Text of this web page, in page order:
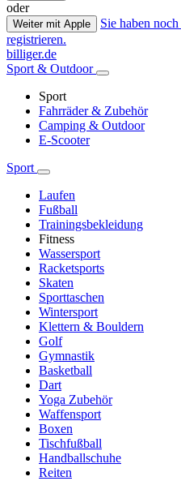
oder
Weiter mit Apple
Sie haben
registrieren.
billiger.de
Sport & Outdoor
Sport
Fahrräder & Zubehör
Camping & Outdoor
E-Scooter
Sport
Laufen
Fußball
Trainingsbekleidung
Fitness
Wassersport
Racketsports
Skaten
Sporttaschen
Wintersport
Klettern & Bouldern
Golf
Gymnastik
Basketball
Dart
Yoga Zubehör
Waffensport
Boxen
Tischfußball
Handballschuhe
Reiten